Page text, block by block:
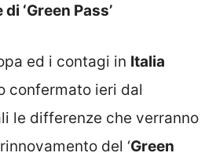
‘Green Pass’
ed i contagi in Italia
confermato ieri dal
le differenze che verranno
del ‘Green